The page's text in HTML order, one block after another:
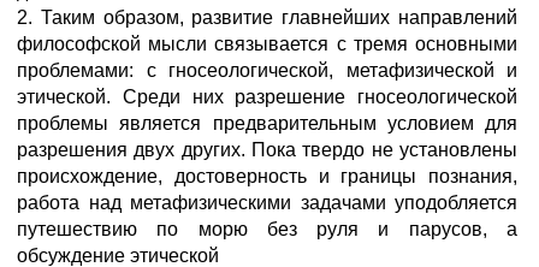
2. Таким образом, развитие главнейших направлений
философской мысли связывается с тремя основными
проблемами: с гносеологической, метафизической и
этической. Среди них разрешение гносеологической
проблемы является предварительным условием для
разрешения двух других. Пока твердо не установлены
происхождение, достоверность и границы познания,
работа над метафизическими задачами уподобляется
путешествию по морю без руля и парусов, а
обсуждение этической